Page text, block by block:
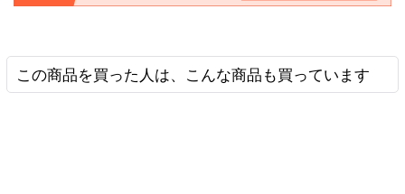
この商品を買った人は、こんな商品も買っています